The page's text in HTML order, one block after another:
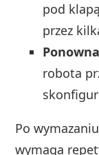
pod
przez
robota
Po
wymaga